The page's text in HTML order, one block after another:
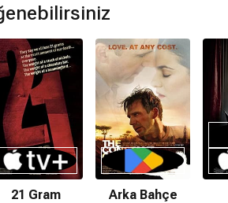
Film.
Şey filmi ödül aldı mı?
filmi 1 kez ödül kazanmıştır bunlar:
En İyi Uluslararası Film.
21 Gram Arka Bahçe